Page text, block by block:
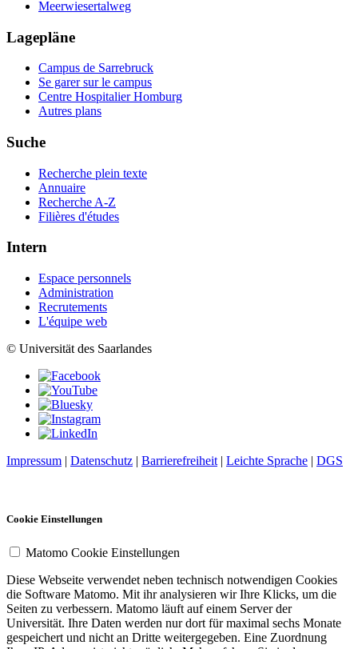
Meerwiesertalweg
Lagepläne
Campus de Sarrebruck
Se garer sur le campus
Centre Hospitalier Homburg
Autres plans
Suche
Recherche plein texte
Annuaire
Recherche A-Z
Filières d'études
Intern
Espace personnels
Administration
Recrutements
L'équipe web
© Universität des Saarlandes
Impressum | Datenschutz | Barrierefreiheit | Leichte Sprache | DGS
Cookie Einstellungen
Matomo Cookie Einstellungen
Diese Webseite verwendet neben technisch notwendigen Cookies
die Software Matomo. Mit ihr analysieren wir Ihre Klicks, um die
Seiten zu verbessern. Matomo läuft auf einem Server der
Universität. Ihre Daten werden nur dort für maximal sechs Monate
gespeichert und nicht an Dritte weitergegeben. Eine Zuordnung